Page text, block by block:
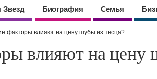
Звезд Биография Семья
факторы влияют на цену шубы из песца?
влияют на цену